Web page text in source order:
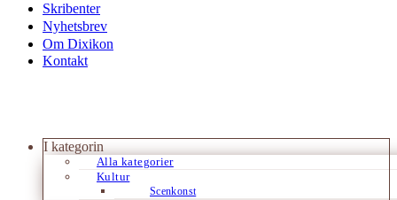
Skribenter
Nyhetsbrev
Om Dixikon
Kontakt
I kategorin
Alla kategorier
Kultur
Scenkonst